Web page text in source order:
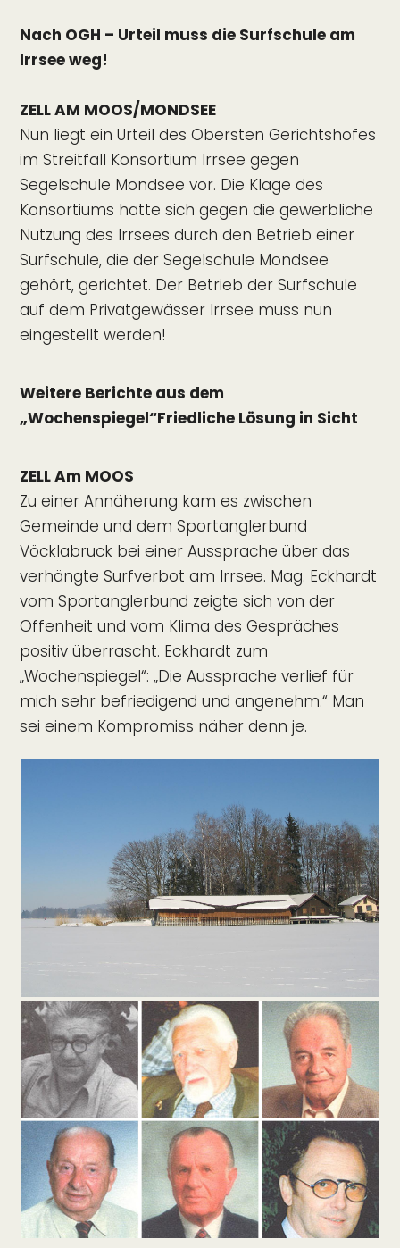
Nach OGH – Urteil muss die Surfschule am
Irrsee weg!
ZELL AM MOOS/MONDSEE
Nun liegt ein Urteil des Obersten Gerichtshofes
im Streitfall Konsortium Irrsee gegen
Segelschule Mondsee vor. Die Klage des
Konsortiums hatte sich gegen die gewerbliche
Nutzung des Irrsees durch den Betrieb einer
Surfschule, die der Segelschule Mondsee
gehört, gerichtet. Der Betrieb der Surfschule
auf dem Privatgewässer Irrsee muss nun
eingestellt werden!
Weitere Berichte aus dem
„Wochenspiegel“Friedliche Lösung in Sicht
ZELL Am MOOS
Zu einer Annäherung kam es zwischen
Gemeinde und dem Sportanglerbund
Vöcklabruck bei einer Aussprache über das
verhängte Surfverbot am Irrsee. Mag. Eckhardt
vom Sportanglerbund zeigte sich von der
Offenheit und vom Klima des Gespräches
positiv überrascht. Eckhardt zum
„Wochenspiegel“: „Die Aussprache verlief für
mich sehr befriedigend und angenehm.“ Man
sei einem Kompromiss näher denn je.